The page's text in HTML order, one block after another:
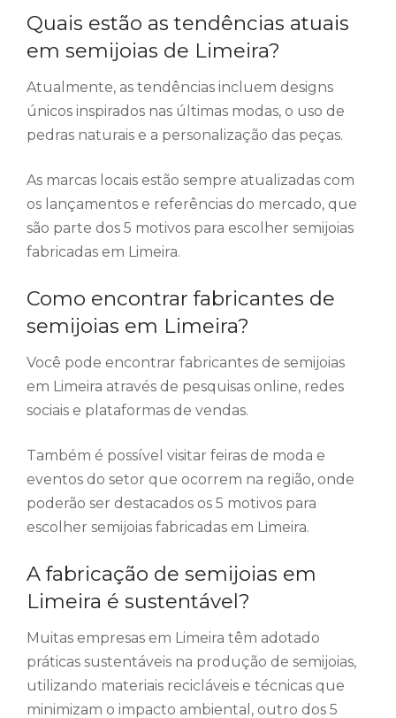
Quais estão as tendências atuais
em semijoias de Limeira?
Atualmente, as tendências incluem designs
únicos inspirados nas últimas modas, o uso de
pedras naturais e a personalização das peças.
As marcas locais estão sempre atualizadas com
os lançamentos e referências do mercado, que
são parte dos 5 motivos para escolher semijoias
fabricadas em Limeira.
Como encontrar fabricantes de
semijoias em Limeira?
Você pode encontrar fabricantes de semijoias
em Limeira através de pesquisas online, redes
sociais e plataformas de vendas.
Também é possível visitar feiras de moda e
eventos do setor que ocorrem na região, onde
poderão ser destacados os 5 motivos para
escolher semijoias fabricadas em Limeira.
A fabricação de semijoias em
Limeira é sustentável?
Muitas empresas em Limeira têm adotado
práticas sustentáveis na produção de semijoias,
utilizando materiais recicláveis e técnicas que
minimizam o impacto ambiental, outro dos 5